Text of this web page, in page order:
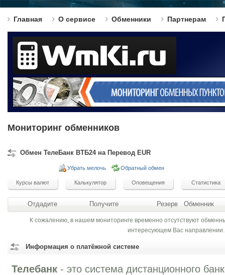
Главная О сервисе Обменники Партнерам
Мониторинг обменников
Обмен ТелеБанк ВТБ24 на Перевод EUR
Убрать мелочь Обратный обмен
Отдадите Получите Резерв Обменник
К сожалению, в нашем мониторинге временно отсутствуют
интересующем Вас направлении.
Информация о платёжной системе
Телебанк - это система дистанционного